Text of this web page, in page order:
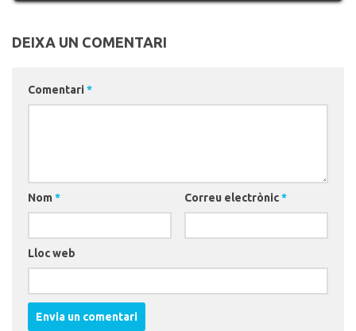
DEIXA UN COMENTARI
Comentari *
Nom * Correu electrònic*
Lloc web